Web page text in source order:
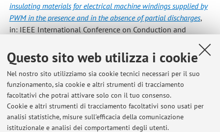
Questo sito web utilizza i cookie
Nel nostro sito utilizziamo sia cookie tecnici necessari per il suo
funzionamento, sia cookie e altri strumenti di tracciamento
facoltativi che potrai attivare solo con il tuo consenso.
Cookie e altri strumenti di tracciamento facoltativi sono usati per
analisi statistiche, misure sull'efficacia della comunicazione
istituzionale e analisi dei comportamenti degli utenti.
insulating materials for electrical machine windings supplied by
PWM in the presence and in the absence of partial discharges,
in: IEEE International Conference on Conduction and
Breakdown in Solid Dielectrics, 2001, pp. 283 - 286 (atti di:
7th International Conference on Solid Dielectrics,
Eindhoven, nld, 2001) [Contributo in Atti di convegno]
18 19 20 21 22
Pubblicazioni antecedenti il 2004